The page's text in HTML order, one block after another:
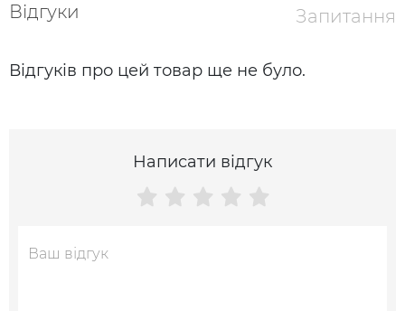
Відгуки Запитання
Відгуків про цей товар ще не було.
Написати відгук